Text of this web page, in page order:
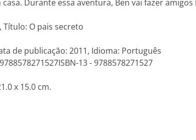
Durante essa aventura, Ben vai fazer
O pais secreto
de publicação: 2011, Idioma: Português
13 - 9788578271527
x 15.0 cm.